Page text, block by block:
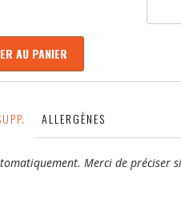
AU PANIER
ALLERGÈNES
Merci de préciser